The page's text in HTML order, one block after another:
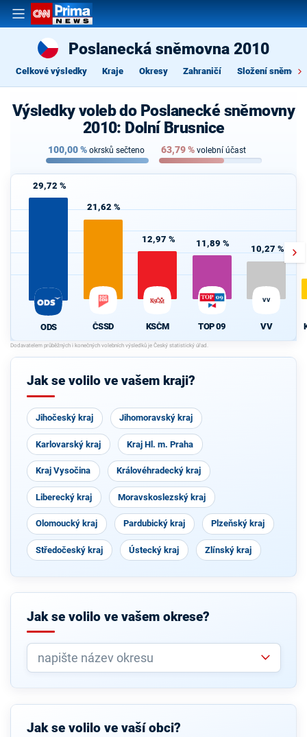
Poslanecká sněmovna 2010
Celkové výsledky Kraje Okresy Zahraničí Složení
Výsledky voleb do Poslanecké sněmovny
2010: Dolní Brusnice
100,00% okrsků sečteno 63,79% volební účast
29,72 %
ODS
21,62 %
ČSSD
12,97 %
KSČM
11,89 %
TOP 09
10,27 %
VV
VV
Jak se volilo ve vašem kraji?
Jihočeský kraj Jihomoravský kraj
Karlovarský kraj Kraj Hl. m. Praha
Kraj Vysočina Královéhradecký kraj
Liberecký kraj Moravskoslezský kraj
Olomoucký kraj Pardubický kraj Plzeňský kraj
Středočeský kraj Ústecký kraj Zlínský kraj
Jak se volilo ve vašem okrese?
Jak se volilo ve vaší obci?